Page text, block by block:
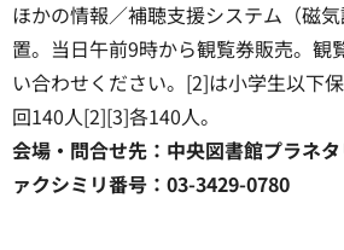
ほかの情報／補聴支援システム（磁
置。当日午前9時から観覧券販売。観
い合わせください。[2]は小学生以下
回140人[2][3]各140人。
会場・問合せ先：中央図書館プラネ
ァクシミリ番号：03-3429-0780